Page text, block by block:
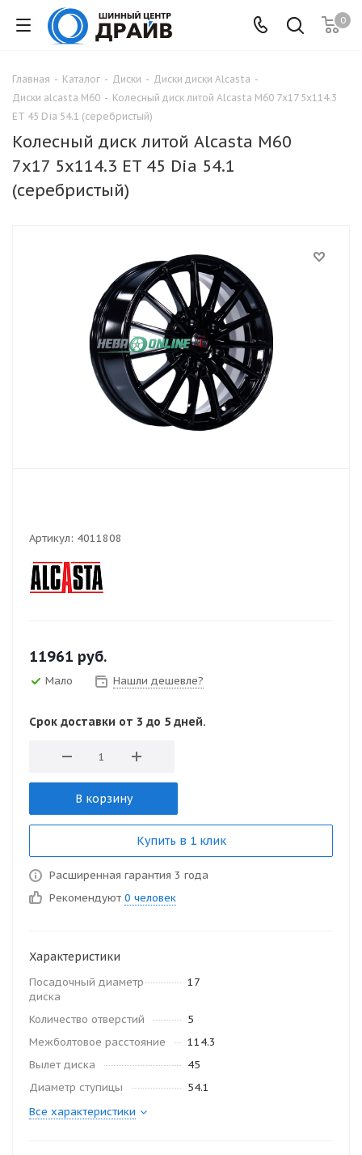
0
Главная - Каталог - Диски - Диски диски Alcasta -
Диски alcasta M60 - Колесный диск литой Alcasta M60 7x17 5x114.3
ET 45 Dia 54.1 (серебристый)
Колесный диск литой Alcasta M60
7x17 5x114.3 ET 45 Dia 54.1
(серебристый)
Артикул: 4011808
11961 руб.
Мало Нашли дешевле?
Срок доставки от 3 до 5 дней.
В корзину
Купить в 1 клик
Расширенная гарантия 3 года
Рекомендуют 0 человек
Характеристики
Посадочный диаметр
диска
17
Количество отверстий
5
Межболтовое расстояние
114.3
Вылет диска
45
Диаметр ступицы
54.1
Все характеристики